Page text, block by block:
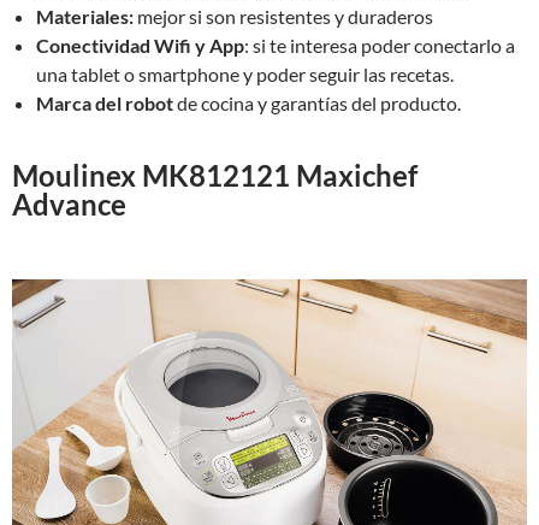
Materiales: mejor si son resistentes y duraderos
Conectividad Wifi y App: si te interesa poder conectarlo a
una tablet o smartphone y poder seguir las recetas.
Marca del robotde cocina y garantías del producto.
Moulinex MK812121 Maxichef
Advance